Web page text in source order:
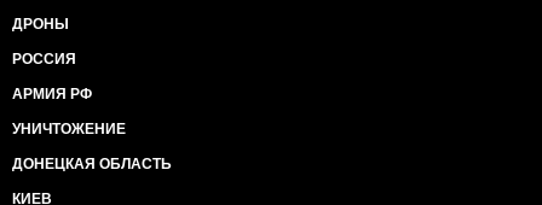
ДРОНЫ
РОССИЯ
АРМИЯ РФ
УНИЧТОЖЕНИЕ
ДОНЕЦКАЯ ОБЛАСТЬ
КИЕВ